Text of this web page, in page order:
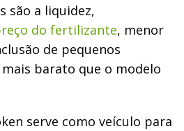
são a liquidez,
do fertilizante, menor
de pequenos
barato que o modelo
serve como veículo para